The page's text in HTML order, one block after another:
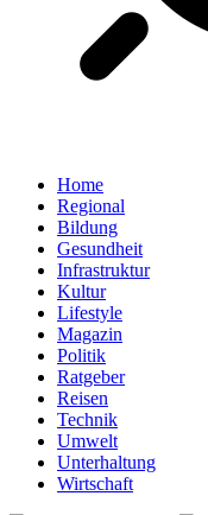
Home
Regional
Bildung
Gesundheit
Infrastruktur
Kultur
Lifestyle
Magazin
Politik
Ratgeber
Reisen
Technik
Umwelt
Unterhaltung
Wirtschaft